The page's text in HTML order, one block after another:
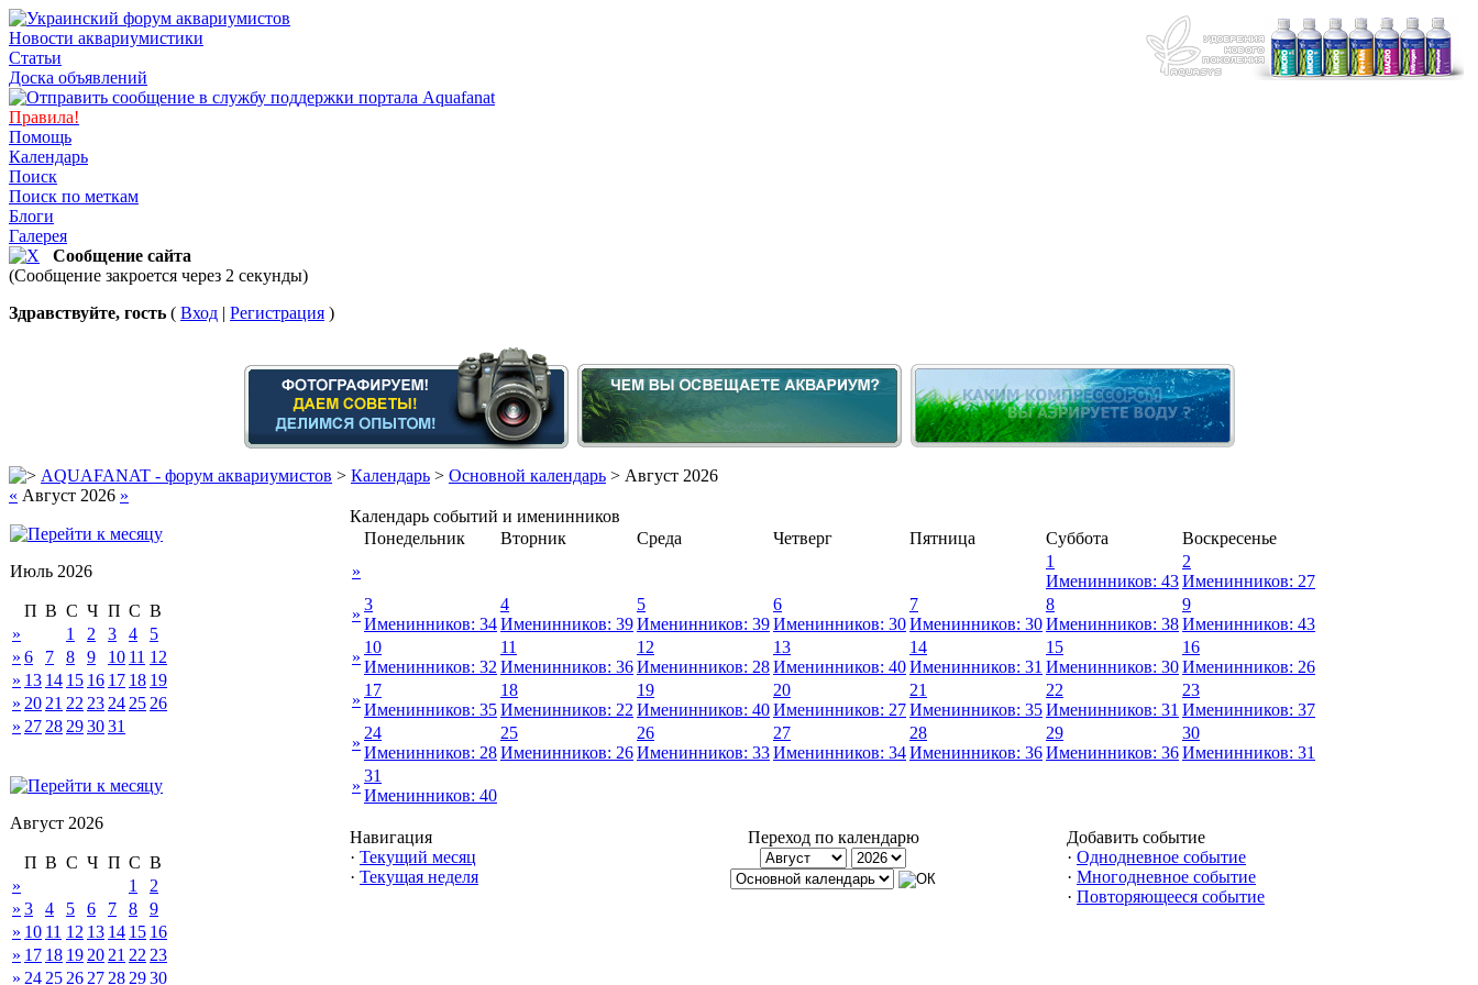
Новости аквариумистики
Статьи
Доска объявлений
Правила!
Помощь
Календарь
Поиск
Поиск по меткам
Блоги
Галерея
Сообщение сайта
(Сообщение закроется через 2 секунды)
Здравствуйте, гость ( Вход | Регистрация )
AQUAFANAT - форум аквариумистов > Календарь > Основной календарь > Август 2026
« Август 2026 »
Июль 2026
П В С Ч П С В
»
1 2 3 4
5
» 6 7 8 9 10 11 12
» 13 14 15 16 17 18 19
» 20 21 22 23 24 25 26
» 27 28 293031
Август 2026
П В С Ч П С В
»
1
2
» 3 4 5 6 7 8
9
» 10 11 12 13 14 15 16
» 17 18 19 20 21 22 23
» 24 25 26 27 28 2930
Календарь событий и именинников
Понедельник
Вторник Среда Четверг Пятница Суббота
Воскресенье
»
1
Именинников: 43
2
Именинников: 27
»
3
Именинников: 34
4
Именинников: 39
5
Именинников: 39
6
Именинников: 30
7
Именинников: 30
8
Именинников: 38
9
Именинников: 43
»
10
Именинников: 32
11
Именинников: 36
12
Именинников: 28
13
Именинников: 40
14
Именинников: 31
15
Именинников: 30
16
Именинников: 26
»
17
Именинников: 35
18
Именинников: 22
19
Именинников: 40
20
Именинников: 27
21
Именинников: 35
22
Именинников: 31
23
Именинников: 37
»
24
Именинников: 28
25
Именинников: 26
26
Именинников: 33
27
Именинников: 34
28
Именинников: 36
29
Именинников: 36
30
Именинников: 31
»
31
Именинников: 40
Навигация
· Текущий месяц
· Текущая неделя
Переход по календарю
Добавить событие
· Однодневное событие
· Многодневное событие
· Повторяющееся событие